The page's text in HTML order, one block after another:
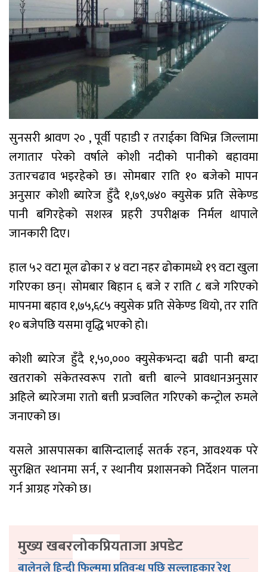
सुनसरी श्रावण २० , पूर्वी पहाडी र तराईका विभिन्न जिल्लामा
लगातार परेको वर्षाले कोशी नदीको पानीको बहावमा
उतारचढाव भइरहेको छ। सोमबार राति १० बजेको मापन
अनुसार कोशी ब्यारेज हुँदै १,७९,७४० क्युसेक प्रति सेकेण्ड
पानी बगिरहेको सशस्त्र प्रहरी उपरीक्षक निर्मल थापाले
जानकारी दिए।
हाल ५२ वटा मूल ढोका र ४ वटा नहर ढोकामध्ये १९ वटा खुला
गरिएका छन्। सोमबार बिहान ६ बजे र राति ८ बजे गरिएको
मापनमा बहाव १,७५,६८५ क्युसेक प्रति सेकेण्ड थियो, तर राति
१० बजेपछि यसमा वृद्धि भएको हो।
कोशी ब्यारेज हुँदै १,५०,००० क्युसेकभन्दा बढी पानी बग्दा
खतराको संकेतस्वरूप रातो बत्ती बाल्ने प्रावधानअनुसार
अहिले ब्यारेजमा रातो बत्ती प्रज्वलित गरिएको कन्ट्रोल रुमले
जनाएको छ।
यसले आसपासका बासिन्दालाई सतर्क रहन, आवश्यक परे
सुरक्षित स्थानमा सर्न, र स्थानीय प्रशासनको निर्देशन पालना
गर्न आग्रह गरेको छ।
मुख्य खबरलोकप्रियताजा अपडेट
बालेनले हिन्दी फिल्ममा प्रतिवन्ध पछि सल्लाहकार रेशु